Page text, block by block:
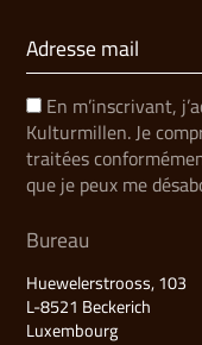
En m’inscrivant,
Kulturmillen. Je
traitées
que je peux me
Bureau
Huewelerstrooss, 103
L-8521 Beckerich
Luxembourg